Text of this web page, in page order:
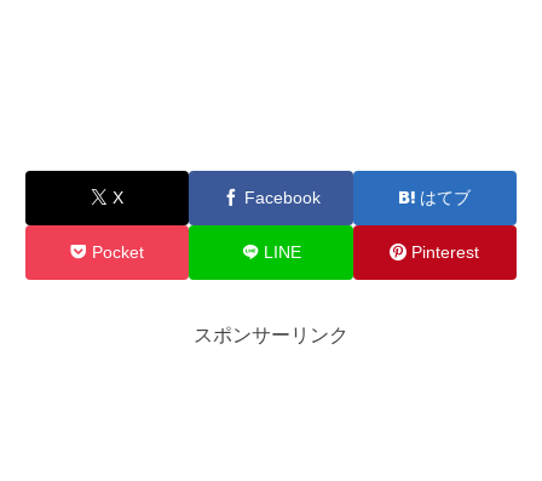
X Facebook はてブ
Pocket LINE Pinterest
スポンサーリンク